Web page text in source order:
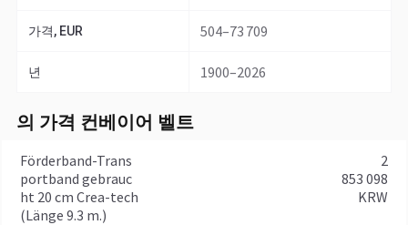
가격, EUR 504–73 709
년 1900–2026
의 가격 컨베이어 벨트
Förderband-Trans
portband gebrauc
ht 20 cm Crea-tech
(Länge 9.3 m.)
2
853 098
KRW